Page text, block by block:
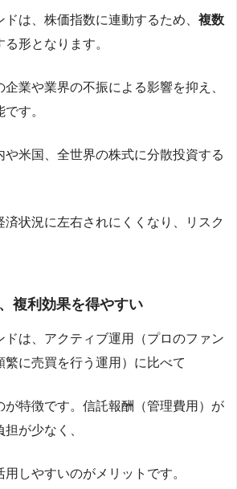
は、株価指数に連動するため、 複数
る形となります。
業や業界の不振による影響を抑え、
す。
や米国、全世界の株式に分散投資する
状況に左右されにくくなり、リスク
複利効果を得やすい
ドは、アクティブ運用（プロのファン
繁に売買を行う運用）に比べて
が特徴です。信託報酬（管理費用）が
が少なく、
しやすいのがメリットです。